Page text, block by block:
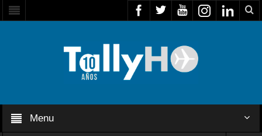
Menu